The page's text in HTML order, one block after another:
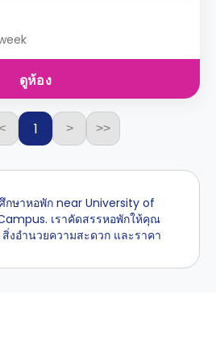
ดูห้อง
< 1 > >>
กษาหอพัก near University of
เราคัดสรรหอพักให้คุณ
สิ่งอำนวยความสะดวก และราคา